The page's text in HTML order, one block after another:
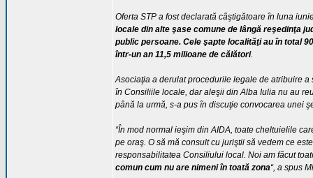
Oferta STP a fost declarată câştigătoare în luna
locale din alte şase comune de lângă reşedinţa
public persoane. Cele şapte localităţi au în total
într-un an 11,5 milioane de călători.
Asociaţia a derulat procedurile legale de atribuire
în Consiliile locale, dar aleşii din Alba Iulia nu au
până la urmă, s-a pus în discuţie convocarea unei
“În mod normal ieşim din AIDA, toate cheltuielile
pe oraş. O să mă consult cu juriştii să vedem ce
responsabilitatea Consiliului local. Noi am făcut
comun cum nu are nimeni în toată zona“, a spus